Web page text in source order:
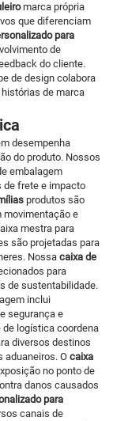
marca própria
que diferenciam
para
de
do cliente.
de design colabora
de marca
desempenha
do produto. Nossos
embalagem
de frete e impacto
produtos são
movimentação e
mestra para
são projetadas para
Nossa caixa de
para
de sustentabilidade.
inclui
segurança e
logística coordena
diversos destinos
aduaneiros. O caixa
no ponto de
danos causados
para
canais de